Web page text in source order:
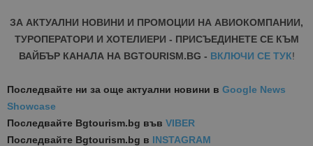
ЗА АКТУАЛНИ НОВИНИ И ПРОМОЦИИ НА АВИОКОМПАНИИ,
ТУРОПЕРАТОРИ И ХОТЕЛИЕРИ - ПРИСЪЕДИНЕТЕ СЕ КЪМ
ВАЙБЪР КАНАЛА НА BGTOURISM.BG - ВКЛЮЧИ СЕ ТУК!
Последвайте ни за още актуални новини в Google News
Showcase
Последвайте Bgtourism.bg във VIBER
Последвайте Bgtourism.bg в INSTAGRAM
сесии и
кампании
сайтовете.